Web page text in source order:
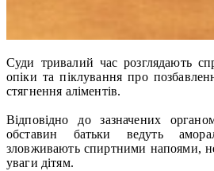
Суди тривалий час розглядають
опіки та піклування про
стягнення аліментів.
Відповідно до зазначених
обставин батьки ведуть
зловживають спиртними напоями,
уваги дітям.